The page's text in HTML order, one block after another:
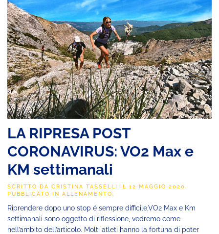
LA RIPRESA POST
CORONAVIRUS: VO2 Max e
KM settimanali
SCRITTO DA CRISTINA TASSELLI IL 12 MAGGIO 2020 .
PUBBLICATO IN ALLENAMENTO .
Riprendere dopo uno stop é sempre difficile,VO2 Max e Km
settimanali sono oggetto di riflessione, vedremo come
nell’ambito dell’articolo. Molti atleti hanno la fortuna di poter